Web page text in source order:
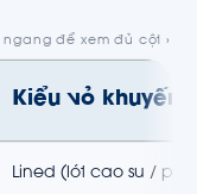
Kiểu vỏ khuyến
Lined (lót cao su /